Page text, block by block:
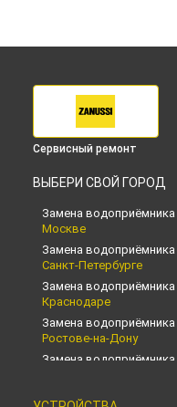
Сервисный ремонт
ВЫБЕРИ СВОЙ ГОРОД
Замена
Москве
Замена
Санкт-Петербурге
Замена
Краснодаре
Замена
Ростове-на-Дону
Замена
Замена